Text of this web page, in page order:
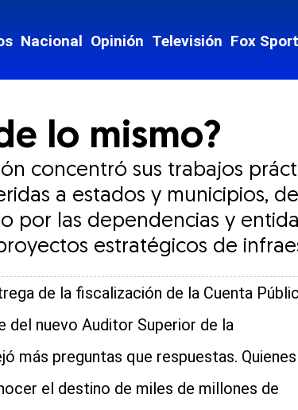
Nacional Opinión Televisión Fox
lo mismo?
concentró sus trabajos
a estados y municipios,
por las dependencias y
estratégicos de
de la fiscalización de la Cuenta
del nuevo Auditor Superior de la
más preguntas que respuestas. Quienes
el destino de miles de millones de